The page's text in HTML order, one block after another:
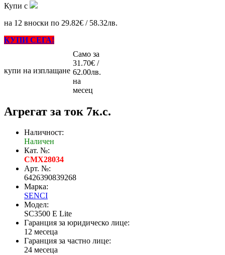
Купи с
на 12 вноски по 29.82€ / 58.32лв.
КУПИ СЕГА!
купи на изплащане
Само за
31.70€ /
62.00лв.
на
месец
Агрегат за ток 7к.с.
Наличност:
Наличен
Кат. №:
CMX28034
Арт. №:
6426390839268
Марка:
SENCI
Модел:
SC3500 E Lite
Гаранция за юридическо лице:
12 месеца
Гаранция за частно лице:
24 месеца